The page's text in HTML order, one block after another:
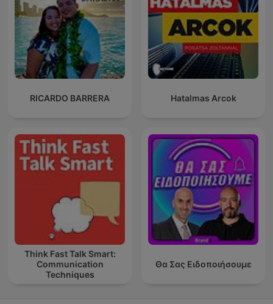
RICARDO BARRERA Hatalmas Arcok
Think Fast Talk Smart:
Communication
Techniques
Θα Σας Ειδοποιήσουμε